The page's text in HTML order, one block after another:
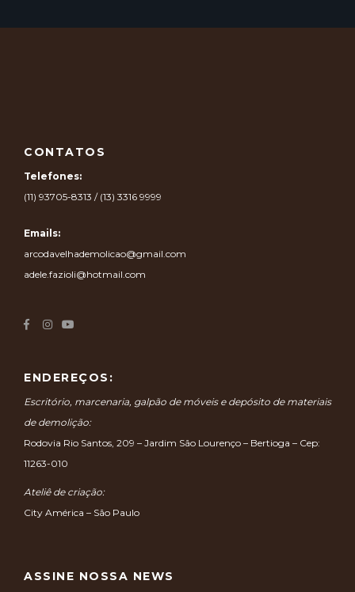
CONTATOS
Telefones:
(11) 93705-8313 / (13) 3316 9999
Emails:
arcodavelhademolicao@gmail.com
adele.fazioli@hotmail.com
ENDEREÇOS:
Escritório, marcenaria, galpão de móveis e depósito de materiais
de demolição:
Rodovia Rio Santos, 209 – Jardim São Lourenço – Bertioga – Cep:
11263-010
Ateliê de criação:
City América – São Paulo
ASSINE NOSSA NEWS